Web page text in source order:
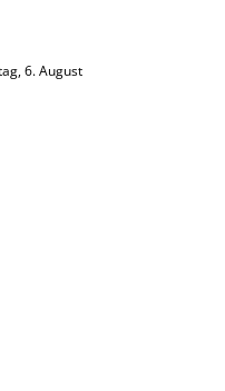
6. August